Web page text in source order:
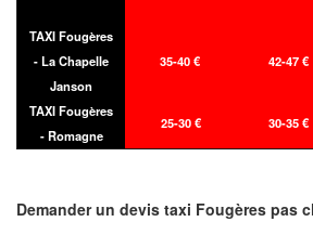
TAXI Fougères
- La Chapelle
Janson
35-40 € 42-47 €
TAXI Fougères
- Romagne
25-30 € 30-35 €
Demander un devis taxi Fougères pas